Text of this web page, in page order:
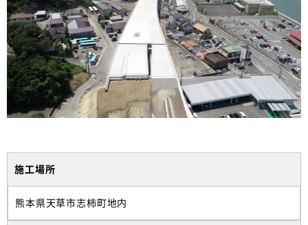
施工場所
熊本県天草市志柿町地内